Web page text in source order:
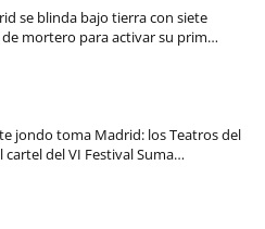
se blinda bajo tierra con siete
mortero para activar su prim…
jondo toma Madrid: los Teatros del
cartel del VI Festival Suma…